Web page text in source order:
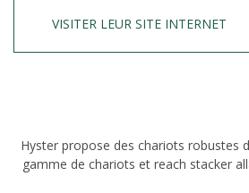
VISITER LEUR SITE INTERNET
Hyster propose des chariots robustes
gamme de chariots et reach stacker